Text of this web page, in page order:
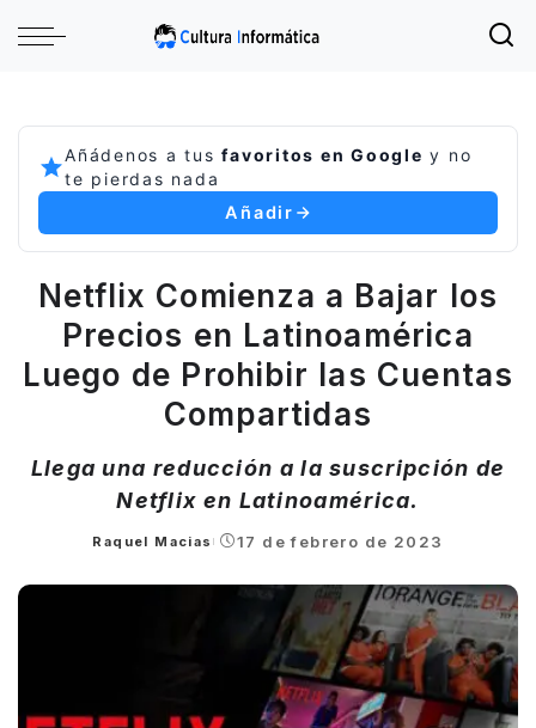
Añádenos a tusfavoritos en Google y no
te pierdas nada
Añadir
Netflix Comienza a Bajar los
Precios en Latinoamérica
Luego de Prohibir las Cuentas
Compartidas
Llega una reducción a la suscripción de
Netflix en Latinoamérica.
Posted
Raquel Macias 17 de febrero de 2023